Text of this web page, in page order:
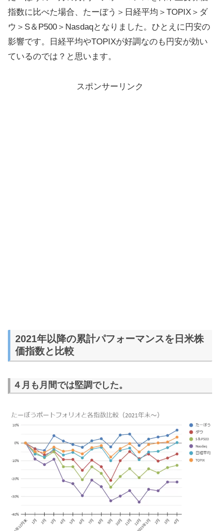
指数に比べた場合、たーぼう＞日経平均＞TOPIX＞ダ
ウ＞S＆P500＞Nasdaqとなりました。ひとえに円安の
影響です。日経平均やTOPIXが好調なのも円安が効い
ているのでは？と思います。
スポンサーリンク
2021年以降の累計パフォーマンスを日米株
価指数と比較
４月も月間では堅調でした。